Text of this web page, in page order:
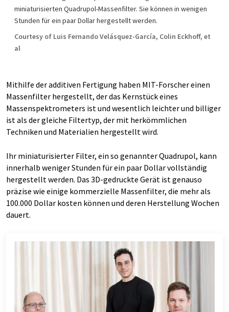
miniaturisierten Quadrupol-Massenfilter. Sie können in wenigen
Stunden für ein paar Dollar hergestellt werden.
Courtesy of Luis Fernando Velásquez-García, Colin Eckhoff, et
al
Mithilfe der additiven Fertigung haben MIT-Forscher einen
Massenfilter hergestellt, der das Kernstück eines
Massenspektrometers ist und wesentlich leichter und billiger
ist als der gleiche Filtertyp, der mit herkömmlichen
Techniken und Materialien hergestellt wird.
Ihr miniaturisierter Filter, ein so genannter Quadrupol, kann
innerhalb weniger Stunden für ein paar Dollar vollständig
hergestellt werden. Das 3D-gedruckte Gerät ist genauso
präzise wie einige kommerzielle Massenfilter, die mehr als
100.000 Dollar kosten können und deren Herstellung Wochen
dauert.